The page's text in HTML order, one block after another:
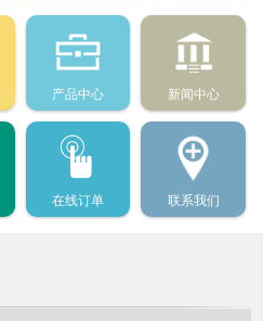
产品中心 新闻中心
在线订单 联系我们